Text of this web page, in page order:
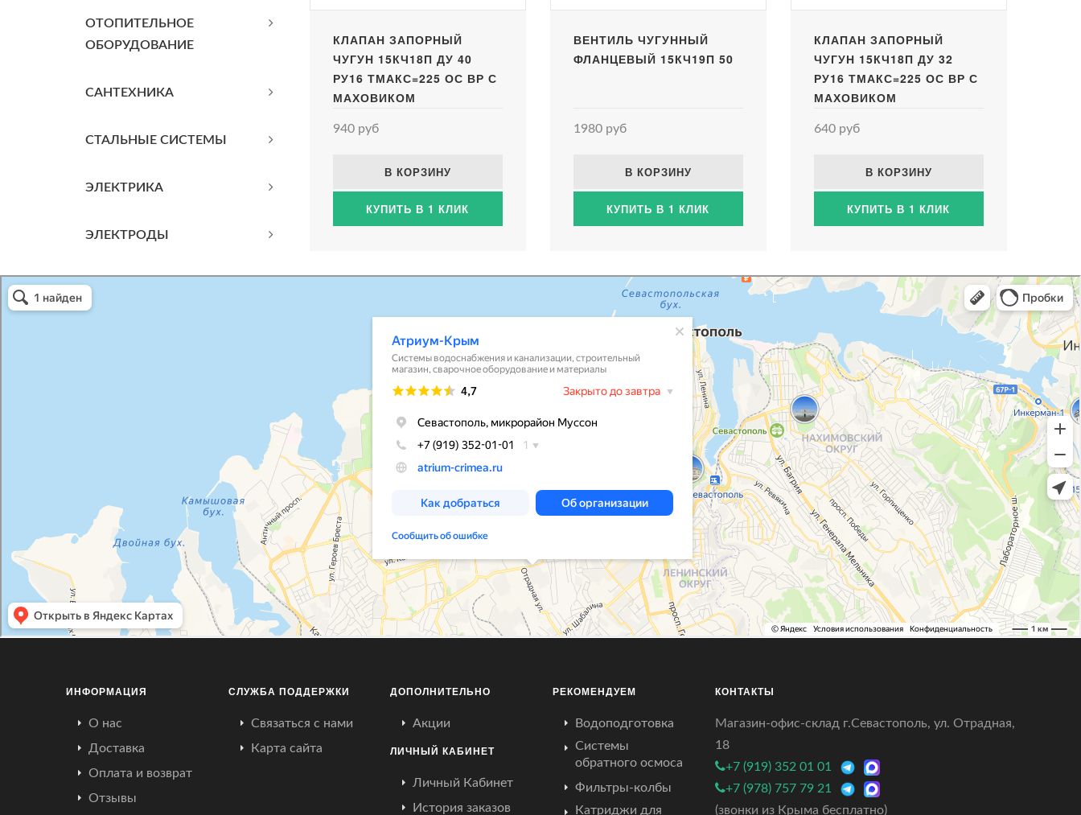
ОТОПИТЕЛЬНОЕ
ОБОРУДОВАНИЕ
САНТЕХНИКА
СТАЛЬНЫЕ СИСТЕМЫ
ЭЛЕКТРИКА
ЭЛЕКТРОДЫ
КЛАПАН ЗАПОРНЫЙ
ЧУГУН 15КЧ18П ДУ 40
РУ16 ТМАКС=225 ОС ВР С
МАХОВИКОМ
940 руб
В КОРЗИНУ
КУПИТЬ В 1 КЛИК
ВЕНТИЛЬ ЧУГУННЫЙ
ФЛАНЦЕВЫЙ 15КЧ19П 50
1980 руб
В КОРЗИНУ
КУПИТЬ В 1 КЛИК
КЛАПАН ЗАПОРНЫЙ
ЧУГУН 15КЧ18П ДУ 32
РУ16 ТМАКС=225 ОС ВР С
МАХОВИКОМ
640 руб
В КОРЗИНУ
КУПИТЬ В 1 КЛИК
Атриум-Крым
Системы водоснабжения, отопления, канализации в Севастополе
Снабжение строительных объектов в Севастополе
ИНФОРМАЦИЯ
О нас
Доставка
Оплата и возврат
Отзывы
СЛУЖБА ПОДДЕРЖКИ
Связаться с нами
Карта сайта
ДОПОЛНИТЕЛЬНО
Акции
ЛИЧНЫЙ КАБИНЕТ
Личный Кабинет
История заказов
РЕКОМЕНДУЕМ
Водоподготовка
Системы
обратного осмоса
Фильтры-колбы
Катриджи для
КОНТАКТЫ
Магазин-офис-склад г.Севастополь, ул. Отрадная,
18
+7 (919) 352 01 01
+7 (978) 757 79 21
(звонки из Крыма бесплатно)